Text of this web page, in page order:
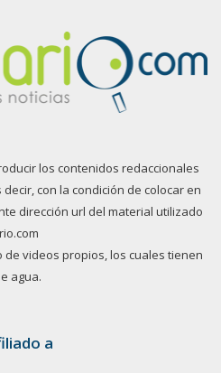
los contenidos redaccionales
con la condición de colocar en
dirección url del material utilizado
videos propios, los cuales tienen
agua.
a